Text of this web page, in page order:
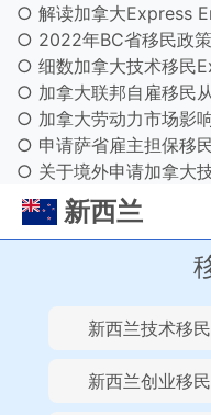
○ 解读加拿大Express
○ 2022年BC省移民政
○ 细数加拿大技术移民
○ 加拿大联邦自雇移民
○ 加拿大劳动力市场影
○ 申请萨省雇主担保移
○ 关于境外申请加拿大
新西兰
新西兰技术移民
新西兰创业移民